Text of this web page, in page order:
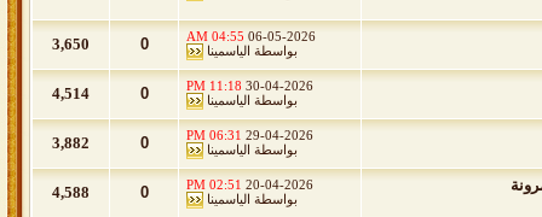
06-05-2026
04:55 AM
بواسطة الياسمينا 0
3,650
30-04-2026
11:18 PM
بواسطة الياسمينا 0
4,514
29-04-2026
06:31 PM
بواسطة الياسمينا 0
3,882
20-04-2026
02:51 PM
بواسطة الياسمينا 0
4,588